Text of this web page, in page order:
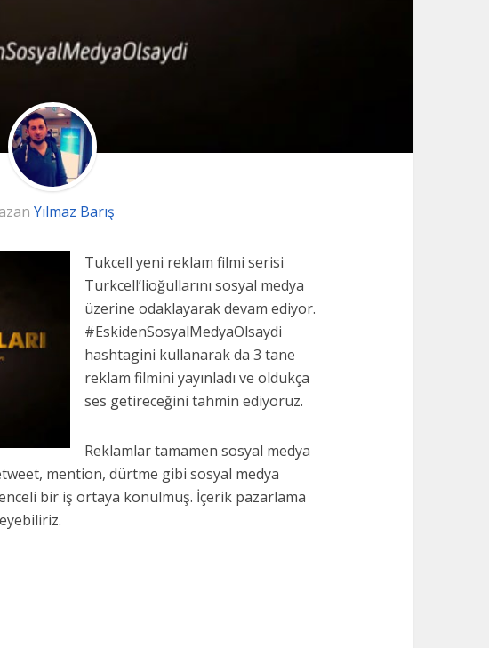
Yılmaz Barış
Tukcell yeni reklam filmi serisi
Turkcell’lioğullarını sosyal medya
üzerine odaklayarak devam ediyor.
#EskidenSosyalMedyaOlsaydi
hashtagini kullanarak da 3 tane
reklam filmini yayınladı ve oldukça
ses getireceğini tahmin ediyoruz.
Reklamlar tamamen sosyal medya
mention, dürtme gibi sosyal medya
bir iş ortaya konulmuş. İçerik pazarlama